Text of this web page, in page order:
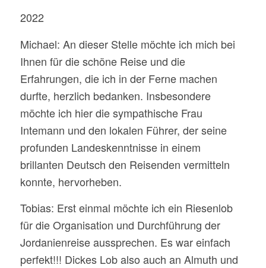
2022
Michael: An dieser Stelle möchte ich mich bei
Ihnen für die schöne Reise und die
Erfahrungen, die ich in der Ferne machen
durfte, herzlich bedanken. Insbesondere
möchte ich hier die sympathische Frau
Intemann und den lokalen Führer, der seine
profunden Landeskenntnisse in einem
brillanten Deutsch den Reisenden vermitteln
konnte, hervorheben.
Tobias: Erst einmal möchte ich ein Riesenlob
für die Organisation und Durchführung der
Jordanienreise aussprechen. Es war einfach
perfekt!!! Dickes Lob also auch an Almuth und